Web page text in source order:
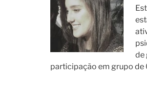
de
participação em grupo de